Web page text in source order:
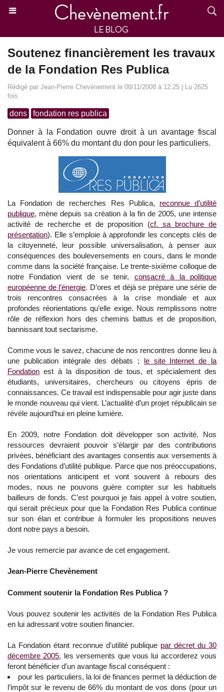
Soutenez financièrement les travaux
de la Fondation Res Publica
Rédigé par Jean-Pierre Chevènement le 08/11/2008 à 12:25 | Lu 2625
fois
dons fondation res publica
Donner à la Fondation ouvre droit à un avantage fiscal
équivalent à 66% du montant du don pour les particuliers.
La Fondation de recherches Res Publica, reconnue d’utilité
publique, mène depuis sa création à la fin de 2005, une intense
activité de recherche et de proposition (cf. sa brochure de
présentation). Elle s’emploie à approfondir les concepts clés de
la citoyenneté, leur possible universalisation, à penser aux
conséquences des bouleversements en cours, dans le monde
comme dans la société française. Le trente-sixième colloque de
notre Fondation vient de se tenir, consacré à la politique
européenne de l’énergie. D’ores et déjà se prépare une série de
trois rencontres consacrées à la crise mondiale et aux
profondes réorientations qu’elle exige. Nous remplissons notre
rôle de réflexion hors des chemins battus et de proposition,
bannissant tout sectarisme.
Comme vous le savez, chacune de nos rencontres donne lieu à
une publication intégrale des débats ; le site Internet de la
Fondation est à la disposition de tous, et spécialement des
étudiants, universitaires, chercheurs ou citoyens épris de
connaissances. Ce travail est indispensable pour agir juste dans
le monde nouveau qui vient. L’actualité d’un projet républicain se
révèle aujourd’hui en pleine lumière.
En 2009, notre Fondation doit développer son activité. Nos
ressources devraient pouvoir s’élargir par des contributions
privées, bénéficiant des avantages consentis aux versements à
des Fondations d’utilité publique. Parce que nos préoccupations,
nos orientations anticipent et vont souvent à rebours des
modes, nous ne pouvons guère compter sur les habituels
bailleurs de fonds. C’est pourquoi je fais appel à votre soutien,
qui serait précieux pour que la Fondation Res Publica continue
sur son élan et contribue à formuler les propositions neuves
dont notre pays a besoin.
Je vous remercie par avance de cet engagement.
Jean-Pierre Chevènement
Comment soutenir la Fondation Res Publica ?
Vous pouvez soutenir les activités de la Fondation Res Publica
en lui adressant votre soutien financier.
La Fondation étant reconnue d'utilité publique par décret du 30
décembre 2005, les versements que vous lui accorderez vous
feront bénéficier d'un avantage fiscal conséquent :
pour les particuliers, la loi de finances permet la déduction de
l’impôt sur le revenu de 66% du montant de vos dons (pour un